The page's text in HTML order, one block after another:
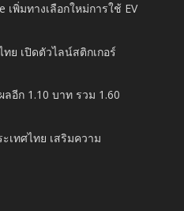
เพิ่มทางเลือกใหม่การใช้ EV
ย เปิดตัวไลน์สติกเกอร์
อีก 1.10 บาท รวม 1.60
เทศไทย เสริมความ